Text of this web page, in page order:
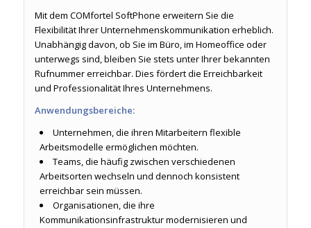
Mit dem COMfortel SoftPhone erweitern Sie die
Flexibilität Ihrer Unternehmenskommunikation erheblich.
Unabhängig davon, ob Sie im Büro, im Homeoffice oder
unterwegs sind, bleiben Sie stets unter Ihrer bekannten
Rufnummer erreichbar. Dies fördert die Erreichbarkeit
und Professionalität Ihres Unternehmens.
Anwendungsbereiche:
Unternehmen, die ihren Mitarbeitern flexible
Arbeitsmodelle ermöglichen möchten.
Teams, die häufig zwischen verschiedenen
Arbeitsorten wechseln und dennoch konsistent
erreichbar sein müssen.
Organisationen, die ihre
Kommunikationsinfrastruktur modernisieren und